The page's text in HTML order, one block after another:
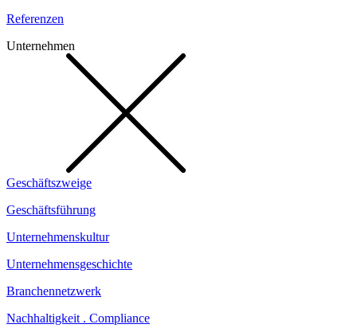
Referenzen
Unternehmen
Geschäftszweige
Geschäftsführung
Unternehmenskultur
Unternehmensgeschichte
Branchennetzwerk
Nachhaltigkeit . Compliance